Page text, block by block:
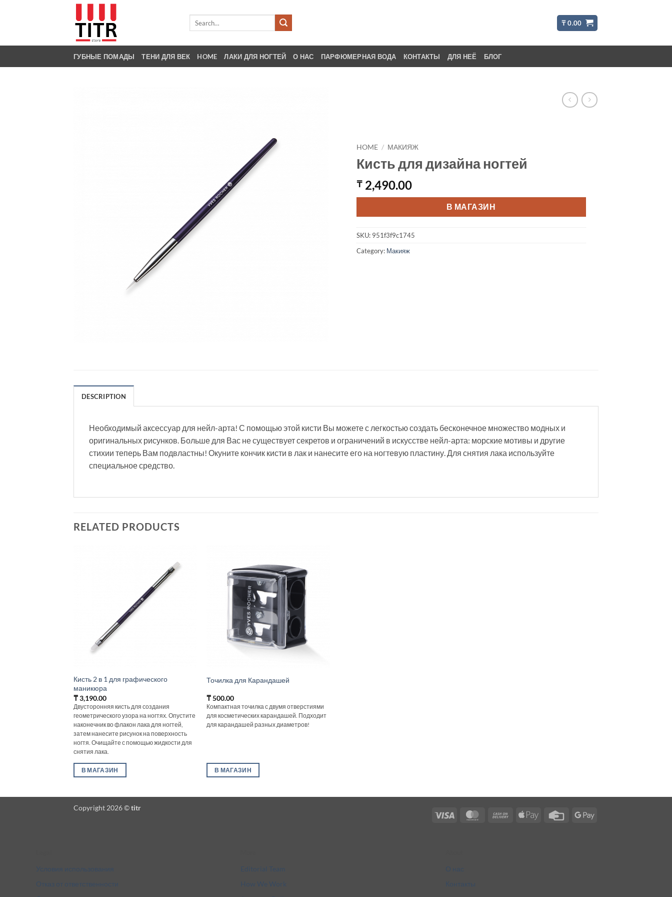
₸0.00
ГУБНЫЕ ПОМАДЫ ТЕНИ ДЛЯ ВЕК HOME ЛАКИ ДЛЯ НОГТЕЙ О НАС ПАРФЮМЕРНАЯ ВОДА КОНТАКТЫ ДЛЯ НЕЁ БЛОГ
HOME / МАКИЯЖ
Кисть для дизайна ногтей
₸2,490.00
В МАГАЗИН
SKU: 951f3f9c1745
Category: Макияж
DESCRIPTION
Необходимый аксессуар для нейл-арта! С помощью этой кисти Вы можете с легкостью создать бесконечное множество модных и
оригинальных рисунков. Больше для Вас не существует секретов и ограничений в искусстве нейл-арта: морские мотивы и другие
стихии теперь Вам подвластны! Окуните кончик кисти в лак и нанесите его на ногтевую пластину. Для снятия лака используйте
специальное средство.
RELATED PRODUCTS
Кисть 2 в 1 для графического
маникюра
₸3,190.00
Двусторонняя кисть для создания
геометрического узора на ногтях. Опустите
наконечник во флакон лака для ногтей,
затем нанесите рисунок на поверхность
ногтя. Очищайте с помощью жидкости для
снятия лака.
В МАГАЗИН
Точилка для Карандашей
₸500.00
Компактная точилка с двумя отверстиями
для косметических карандашей. Подходит
для карандашей разных диаметров!
В МАГАЗИН
Visa MasterCardCash
Apple
Credit
Google
Copyright 2026 ©titr
Условия использования
Отказ от ответственности
Editorial Team
How We Work
О нас
Контакты